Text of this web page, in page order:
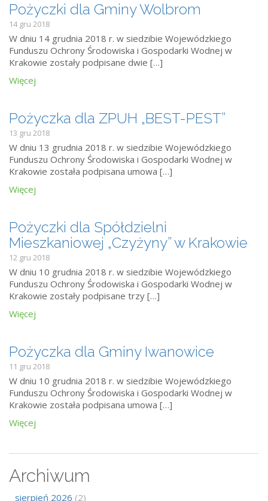
Pożyczki dla Gminy Wolbrom
14 gru 2018
W dniu 14 grudnia 2018 r. w siedzibie Wojewódzkiego
Funduszu Ochrony Środowiska i Gospodarki Wodnej w
Krakowie zostały podpisane dwie […]
Więcej
Pożyczka dla ZPUH „BEST-PEST”
13 gru 2018
W dniu 13 grudnia 2018 r. w siedzibie Wojewódzkiego
Funduszu Ochrony Środowiska i Gospodarki Wodnej w
Krakowie została podpisana umowa […]
Więcej
Pożyczki dla Spółdzielni
Mieszkaniowej „Czyżyny” w Krakowie
12 gru 2018
W dniu 10 grudnia 2018 r. w siedzibie Wojewódzkiego
Funduszu Ochrony Środowiska i Gospodarki Wodnej w
Krakowie zostały podpisane trzy […]
Więcej
Pożyczka dla Gminy Iwanowice
11 gru 2018
W dniu 10 grudnia 2018 r. w siedzibie Wojewódzkiego
Funduszu Ochrony Środowiska i Gospodarki Wodnej w
Krakowie została podpisana umowa […]
Więcej
Archiwum
sierpień 2026 (2)